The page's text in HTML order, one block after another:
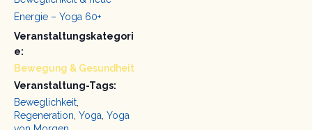
Energie – Yoga 60+
Veranstaltungskategori
e:
Bewegung & Gesundheit
Veranstaltung-Tags:
Beweglichkeit,
Regeneration, Yoga, Yoga